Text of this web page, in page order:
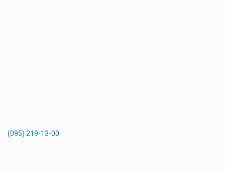
(095) 219-13-00